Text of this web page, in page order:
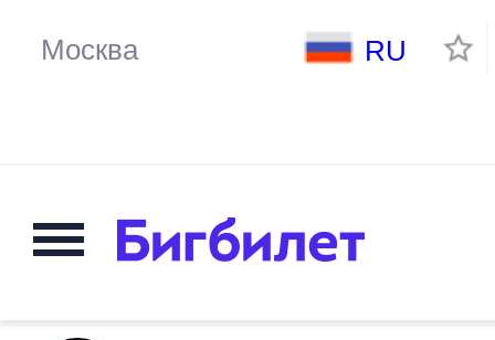
RU